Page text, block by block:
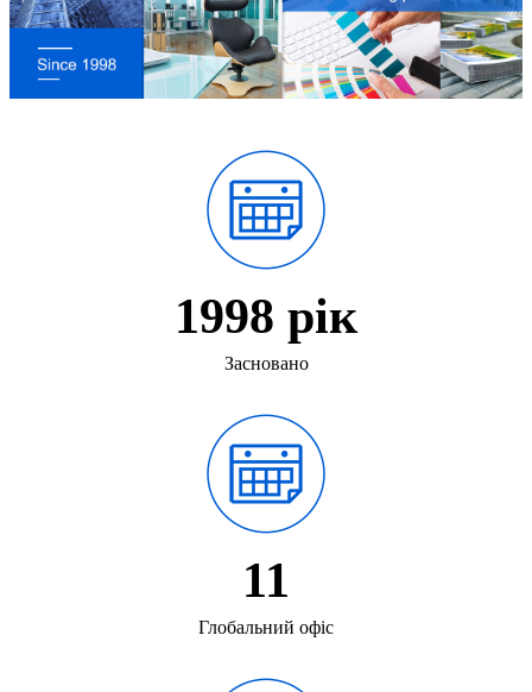
1998 рік
Засновано
11
Глобальний офіс